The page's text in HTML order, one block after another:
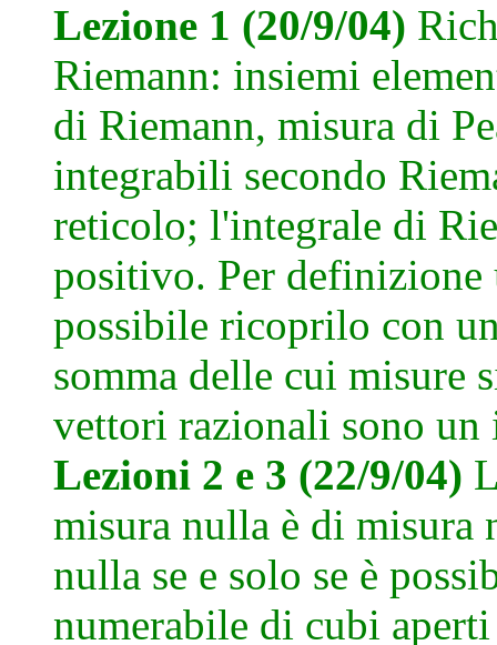
Lezione 1 (20/9/04)
Riemann: insiemi
di Riemann, misura di
integrabili secondo
reticolo; l'integrale di
positivo. Per definizione
possibile ricoprilo con
somma delle cui misure
vettori razionali sono
Lezioni 2 e 3 (22/9/04)
misura nulla è di misura
nulla se e solo se è
numerabile di cubi